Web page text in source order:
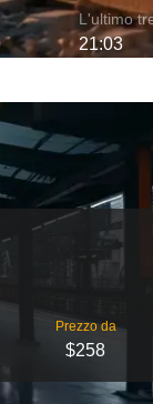
L'ultimo
21:03
Prezzo da
$258